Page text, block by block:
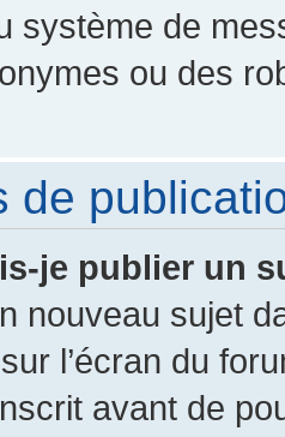
système de
ou des
de
je publier un
nouveau sujet
l’écran du
avant de